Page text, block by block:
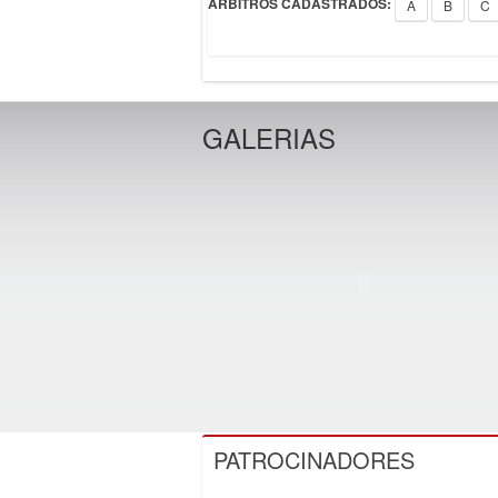
A B C
GALERIAS
PATROCINADORES